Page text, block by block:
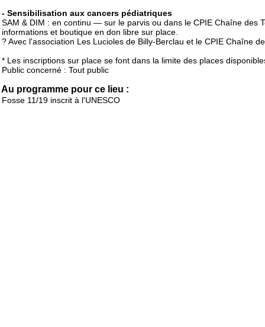
- Sensibilisation aux cancers pédiatriques
SAM & DIM : en continu — sur le parvis ou dans le CPIE Chaîne des
informations et boutique en don libre sur place.
? Avec l'association Les Lucioles de Billy-Berclau et le CPIE Chaîne
* Les inscriptions sur place se font dans la limite des places
Public concerné : Tout public
Au programme pour ce lieu :
Fosse 11/19 inscrit à l'UNESCO